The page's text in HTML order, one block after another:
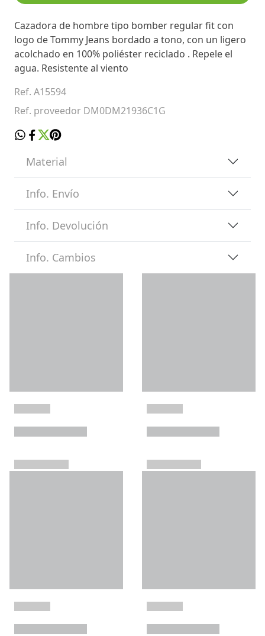
Cazadora de hombre tipo bomber regular fit con
logo de Tommy Jeans bordado a tono, con un ligero
acolchado en 100% poliéster reciclado . Repele el
agua. Resistente al viento
Ref. A15594
Ref. proveedor DM0DM21936C1G
Material
Info. Envío
Info. Devolución
Info. Cambios